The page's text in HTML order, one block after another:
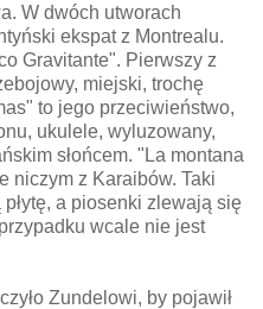
W dwóch utworach
ekspat z Montrealu.
Gravitante". Pierwszy z
miejski, trochę
to jego przeciwieństwo,
ukulele, wyluzowany,
słońcem. "La montana
niczym z Karaibów. Taki
a piosenki zlewają się
wcale nie jest
Zundelowi, by pojawił